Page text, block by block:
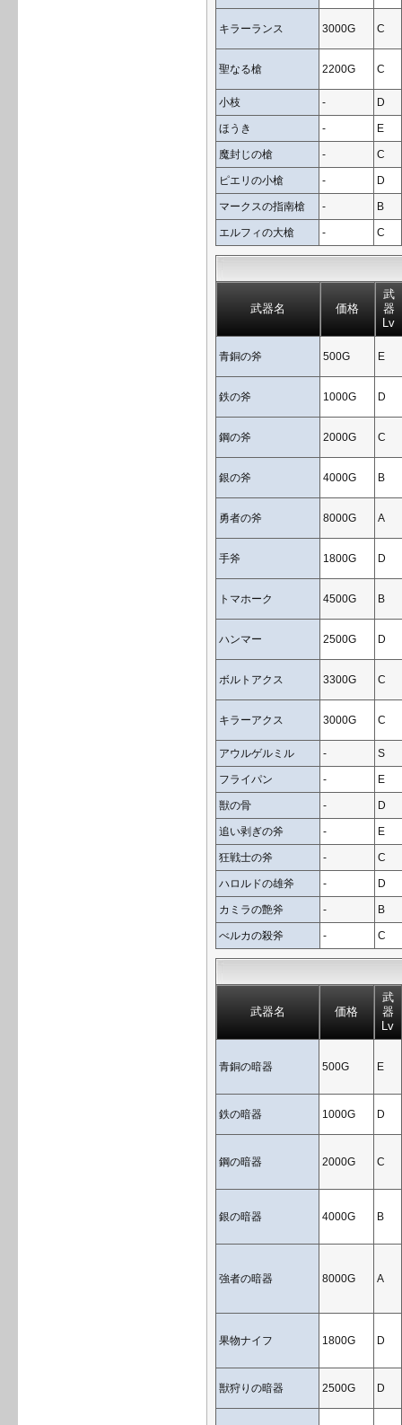
キラーランス 3000G C
聖なる槍 2200G C
小枝 - D
ほうき - E
魔封じの槍 - C
ピエリの小槍 - D
マークスの指南槍 - B
エルフィの大槍 - C
武器名 価格
武
器
Lv
青銅の斧 500G E
鉄の斧 1000G D
鋼の斧 2000G C
銀の斧 4000G B
勇者の斧 8000G A
手斧 1800G D
トマホーク 4500G B
ハンマー 2500G D
ボルトアクス 3300G C
キラーアクス 3000G C
アウルゲルミル - S
フライパン - E
獣の骨 - D
追い剥ぎの斧 - E
狂戦士の斧 - C
ハロルドの雄斧 - D
カミラの艶斧 - B
べルカの殺斧 - C
武器名 価格
武
器
Lv
青銅の暗器 500G E
鉄の暗器 1000G D
鋼の暗器 2000G C
銀の暗器 4000G B
強者の暗器 8000G A
果物ナイフ 1800G D
獣狩りの暗器 2500G D